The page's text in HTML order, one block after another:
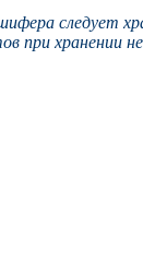
следует
при хранении